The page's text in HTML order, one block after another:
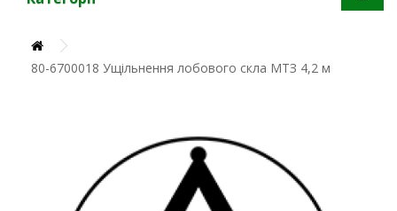
80-6700018 Ущільнення лобового скла МТЗ 4,2 м